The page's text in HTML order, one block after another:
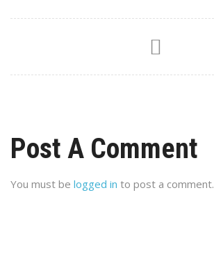
Post A Comment
You must be logged in to post a comment.